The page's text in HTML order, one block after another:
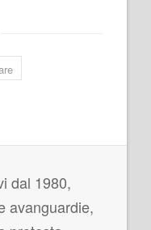
dal 1980,
avanguardie,